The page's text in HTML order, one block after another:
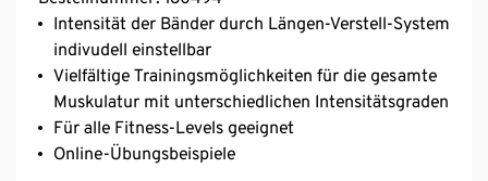
Intensität der Bänder durch Längen-Verstell-System
indivudell einstellbar
Vielfältige Trainingsmöglichkeiten für die gesamte
Muskulatur mit unterschiedlichen Intensitätsgraden
Für alle Fitness-Levels geeignet
Online-Übungsbeispiele